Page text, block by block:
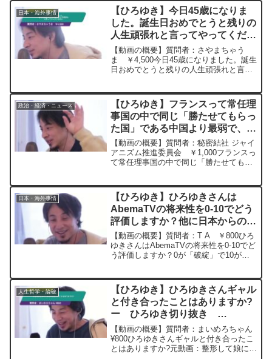
たのに,一次産業を馬鹿にして世界ランク
をアップしたせい...
日本・海外事情
【ひろゆき】今日45歳になりま
した。誕生日おめでとうと残りの
人生頑張れと言ってやってくださ
いー ひろゆき切り抜き
20230318
【動画の概要】質問者：さやまちゃう
ま ￥4,500今日45歳になりました。誕生
日おめでとうと残りの人生頑張れと言っ
Island IPAを吞みながら。 ひろ
ゆきさ...
政治・経済・ニュース
【ひろゆき】フランスって常任理
事国の中で同じ「勝たせてもらっ
た国」である中国より最弱で、う
っかり核保有国であることを忘れ
てしまいそうなくらい影が薄い。
ー ひろゆき切り抜き
【動画の概要】質問者：秘密結社 ジャイ
アニズム推進委員会 ￥1,000フランスっ
て常任理事国の中で同じ「勝たせてもら
うなくらい影が薄い。元動画：釣りを教
えると一生食べら...
日本・海外事情
【ひろゆき】ひろゆきさんは
AbemaTVの将来性を0-10でどう
評価しますか？他に日本からの世
界で戦えるプラットフォームはあ
ると思いますか？ー ひろゆき切
り抜き 20230919
【動画の概要】質問者：T A ￥800ひろ
ゆきさんはAbemaTVの将来性を0-10でど
う評価しますか？0が「破綻」で10が
ーマーを出せるとしたらCAのAbema...
人生哲学・論破
【ひろゆき】ひろゆきさんギャル
と付き合ったことはありますか?
ー ひろゆき切り抜き
20241015
【動画の概要】質問者：まいめろちゃん
¥800ひろゆきさんギャルと付き合ったこ
とはありますか?元動画：整形して娘に会